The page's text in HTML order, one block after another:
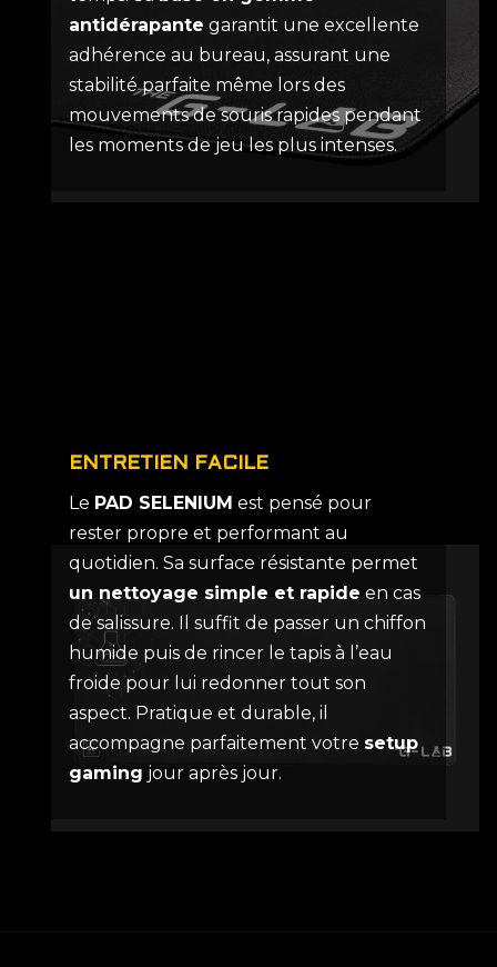
antidérapante garantit une excellente
adhérence au bureau, assurant une
stabilité parfaite même lors des
mouvements de souris rapides pendant
les moments de jeu les plus intenses.
ENTRETIEN FACILE
Le PAD SELENIUM est pensé pour
rester propre et performant au
quotidien. Sa surface résistante permet
un nettoyage simple et rapide en cas
de salissure. Il suffit de passer un chiffon
humide puis de rincer le tapis à l’eau
froide pour lui redonner tout son
aspect. Pratique et durable, il
accompagne parfaitement votre setup
gaming jour après jour.